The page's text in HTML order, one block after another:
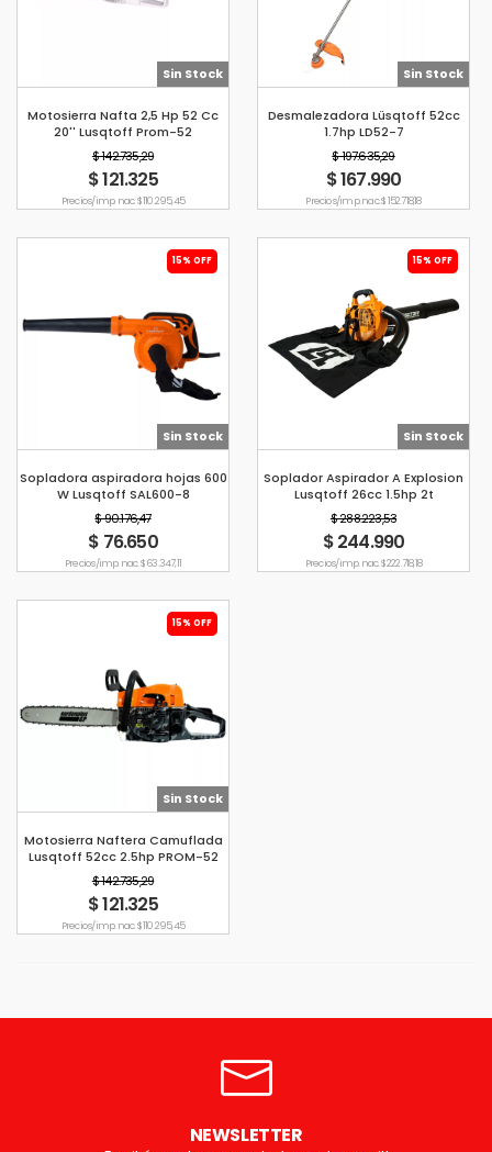
Sin Stock
Motosierra Nafta 2,5 Hp 52 Cc
20'' Lusqtoff Prom-52
$ 142.735,29
$ 121.325
Precio s/imp. nac. $ 110.295,45
Sin Stock
Desmalezadora Lüsqtoff 52cc
1.7hp LD52-7
$ 197.635,29
$ 167.990
Precio s/imp. nac. $ 152.718,18
15% OFF
Sin Stock
Sopladora aspiradora hojas 600
W Lusqtoff SAL600-8
$ 90.176,47
$ 76.650
Precio s/imp. nac. $ 63.347,11
15% OFF
Sin Stock
Soplador Aspirador A Explosion
Lusqtoff 26cc 1.5hp 2t
$ 288.223,53
$ 244.990
Precio s/imp. nac. $ 222.718,18
15% OFF
Sin Stock
Motosierra Naftera Camuflada
Lusqtoff 52cc 2.5hp PROM-52
GC
$ 142.735,29
$ 121.325
Precio s/imp. nac. $ 110.295,45
NEWSLETTER